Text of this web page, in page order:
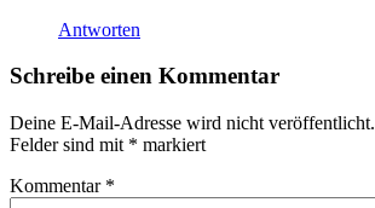
Antworten
Schreibe einen Kommentar
Deine E-Mail-Adresse wird nicht veröffentlicht.
Felder sind mit * markiert
Kommentar *